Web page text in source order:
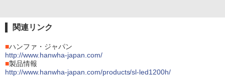
関連リンク
■ハンファ・ジャパン
http://www.hanwha-japan.com/
■製品情報
http://www.hanwha-japan.com/products/sl-led1200h/